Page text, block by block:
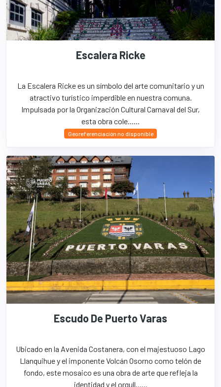
Escalera Ricke
La Escalera Ricke es un símbolo del arte comunitario y un
atractivo turístico imperdible en nuestra comuna.
Impulsada por la Organización Cultural Carnaval del Sur,
esta obra cole......
Georeferenciación no disponible
Escudo De Puerto Varas
Ubicado en la Avenida Costanera, con el majestuoso Lago
Llanquihue y el imponente Volcán Osorno como telón de
fondo, este mosaico es una obra de arte que refleja la
identidad y el orgull......